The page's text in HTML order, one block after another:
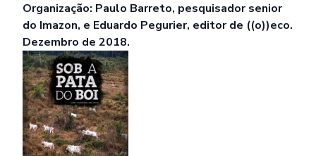
Organização: Paulo Barreto, pesquisador senior
do Imazon, e Eduardo Pegurier, editor de ((o))eco.
Dezembro de 2018.